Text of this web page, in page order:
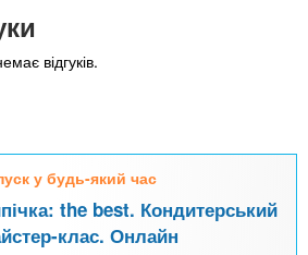
відгуків.
у будь-який час
the best. Кондитерський
клас. Онлайн